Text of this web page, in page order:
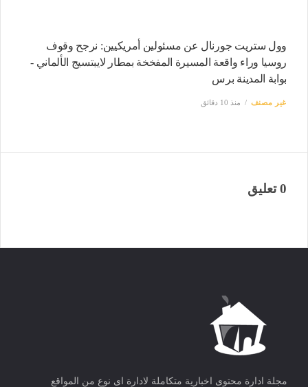
وول ستريت جورنال عن مسئولين أمريكيين: نرجح وقوف
روسيا وراء واقعة المسيرة المفخخة بمطار لايبتسيج الألماني -
بوابة المدينة برس
غير مصنف منذ 10 دقائق
0 تعليق
مجلة ادارة محتوى اخبارية متكاملة لادارة اى نوع من المواقع